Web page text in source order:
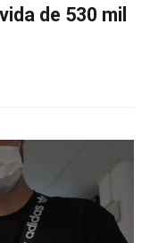
de 530 mil